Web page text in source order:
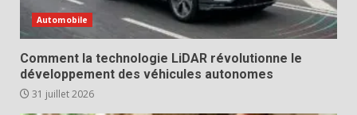
Automobile
Comment la technologie LiDAR révolutionne le
développement des véhicules autonomes
31 juillet 2026